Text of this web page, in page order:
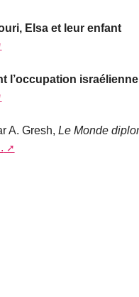
Elsa et leur enfant
l’occupation
A. Gresh, Le Monde